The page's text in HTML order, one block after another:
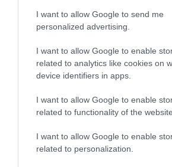
I want to allow Google to send me
personalized advertising.
I want to allow Google to enable
related to analytics like cookies on
device identifiers in apps.
I want to allow Google to enable
related to functionality of the
I want to allow Google to enable
related to personalization.
A BGYH Zrt.
nemzetközi
köszönhetően az Európai
Szövetsége a Gellért
októberében, a Magyar
megrendezett szakmai és
rendezvényt benevezte az
utakért felelős szervezete
Council of Europe) díjára, amellyel